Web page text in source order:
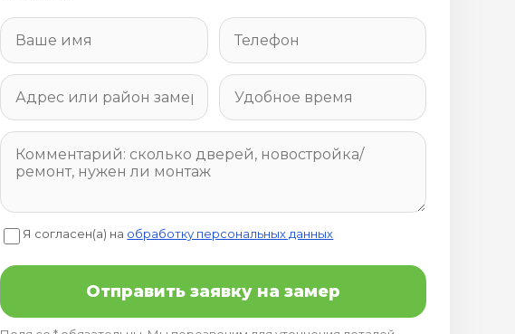
Я согласен(а) на обработку персональных данных
Отправить заявку на замер